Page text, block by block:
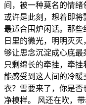
间，被一种莫名的情
或许是此刻，想着即
最适合围炉闲话。那
日里的微光，明明灭
够让思念沉淀成心底最
只剩绵长的牵挂，牵
能感受到这人间的冷
衣？雪要来了，你是
净模样。 风还在吹，